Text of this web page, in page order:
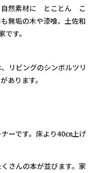
自然素材に とことん こ
無垢の木や漆喰、土佐和
す。
リビングのシンボルツリ
あります。
ーです。床より40㎝上げ
さんの本が並びます。家